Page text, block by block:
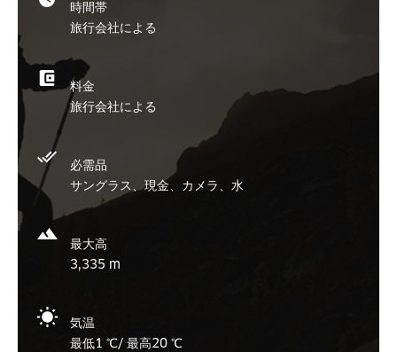
時間帯
旅行会社による
料金
旅行会社による
必需品
サングラス、現金、カメラ、水
最大高
3,335 m
気温
最低1 ℃/ 最高20 ℃